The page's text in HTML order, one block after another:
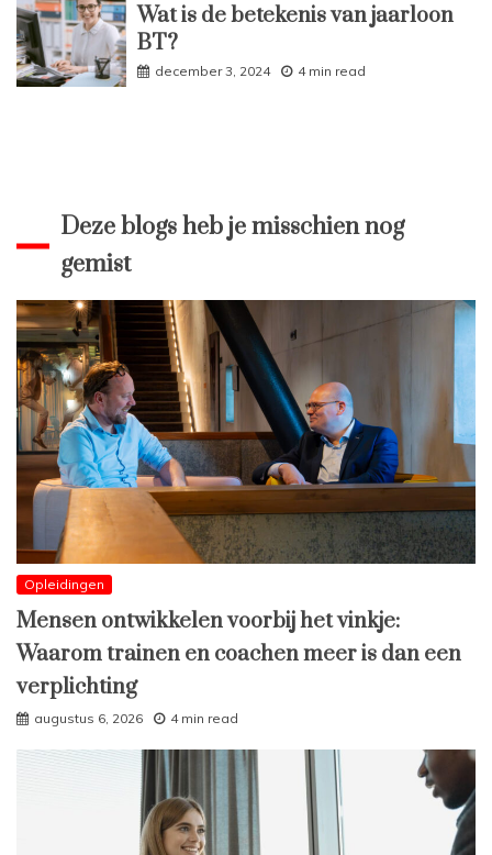
Wat is de betekenis van jaarloon
BT?
december 3, 2024 4 min read
Deze blogs heb je misschien nog
gemist
Opleidingen
Mensen ontwikkelen voorbij het vinkje:
Waarom trainen en coachen meer is dan een
verplichting
augustus 6, 2026 4 min read